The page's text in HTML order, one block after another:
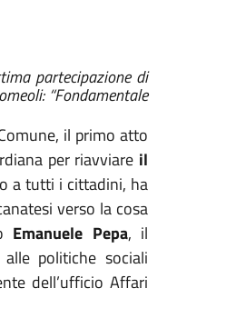
partecipazione di
“Fondamentale
il primo atto
per riavviare il
a tutti i cittadini, ha
verso la cosa
Emanuele Pepa, il
alle politiche sociali
dell’ufficio Affari